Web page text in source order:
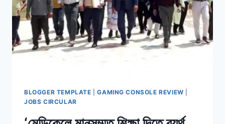
BLOGGER TEMPLATE |GAMING CONSOLE REVIEW
JOBS CIRCULAR